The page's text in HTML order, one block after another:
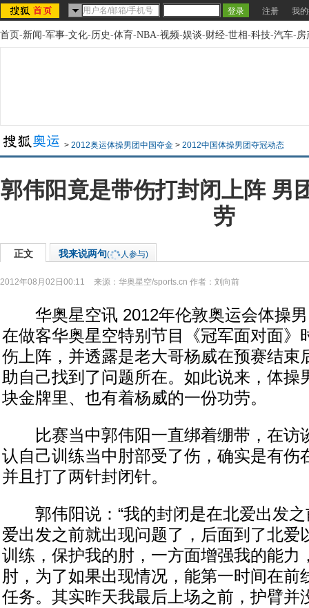
注册 我
首页-新闻-军事-文化-历史-体育-NBA-视频-娱谈-财经-世相-科技-汽车-房
> 2012奥运体操男团中国夺金 > 2012中国体操男团夺冠动态
郭伟阳竟是带伤打封闭上阵 男
劳
正文 我来说两句( 人参与)
2012年08月02日00:11 来源： 华奥星空/sports.cn 作者：刘向前
华奥星空讯 2012年伦敦奥运会体操男
在做客华奥星空特别节目《冠军面对面》
伤上阵，并透露是老大哥杨威在预赛结束
助自己找到了问题所在。如此说来，体操
块金牌里、也有着杨威的一份功劳。
比赛当中郭伟阳一直绑着绷带，在访
认自己训练当中肘部受了伤，确实是有伤
并且打了两针封闭针。
郭伟阳说：“我的封闭是在北爱出发之
爱出发之前就出现问题了，后面到了北爱
训练，保护我的肘，一方面增强我的能力
肘，为了如果出现情况，能第一时间在前
任务。其实昨天我最后上场之前，护臂并